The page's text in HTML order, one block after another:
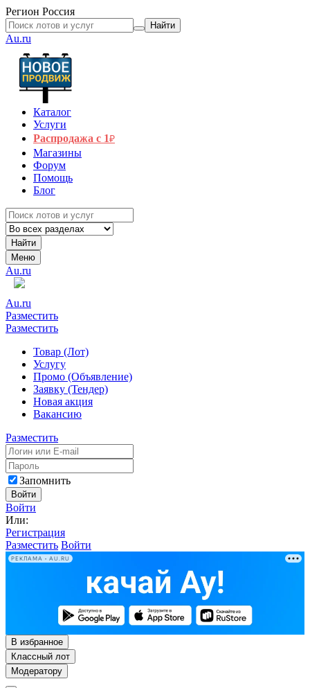
Регион Россия
Найти
Au.ru
Каталог
Услуги
Распродажа с 1₽
Магазины
Форум
Помощь
Блог
Найти
Меню
Au.ru
Au.ru
Разместить
Разместить
Товар (Лот)
Услугу
Промо (Объявление)
Заявку (Тендер)
Новая акция
Вакансию
Разместить
Запомнить
Войти
Войти
Или:
Регистрация
Разместить Войти
РЕКЛАМА • AU.RU
В избранное
Классный лот
Модератору